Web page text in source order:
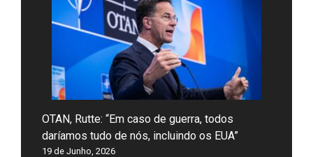
OTAN, Rutte: “Em caso de guerra, todos
daríamos tudo de nós, incluindo os EUA”
19 de Junho, 2026